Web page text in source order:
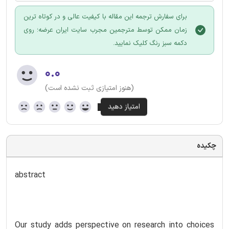
برای سفارش ترجمه این مقاله با کیفیت عالی و در کوتاه ترین
زمان ممکن توسط مترجمین مجرب سایت ایران عرضه؛ روی
دکمه سبز رنگ کلیک نمایید.
۰.۰
(هنوز امتیازی ثبت نشده است)
چکیده
abstract
Our study adds perspective on research into choices